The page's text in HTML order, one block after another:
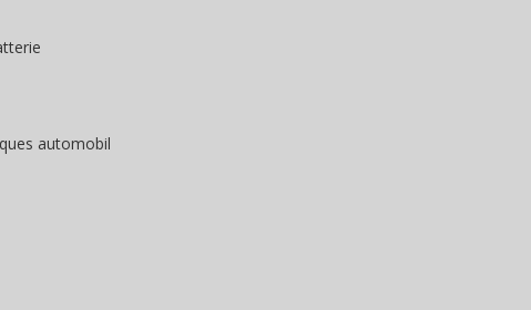
automobil